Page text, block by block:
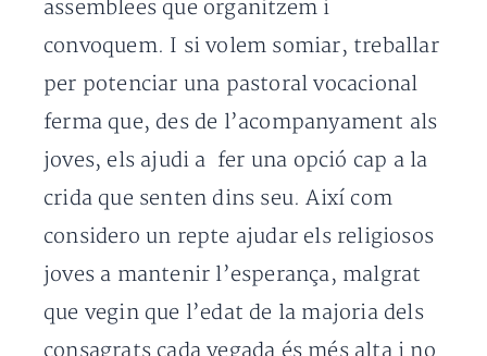
assemblees que organitzem i
convoquem. I si volem somiar, treballar
per potenciar una pastoral vocacional
ferma que, des de l’acompanyament als
joves, els ajudi a fer una opció cap a la
crida que senten dins seu. Així com
considero un repte ajudar els religiosos
joves a mantenir l’esperança, malgrat
que vegin que l’edat de la majoria dels